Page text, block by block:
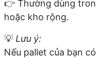
👉 Thường dùng
hoặc kho rộng.
💡 Lưu ý:
Nếu pallet của bạn